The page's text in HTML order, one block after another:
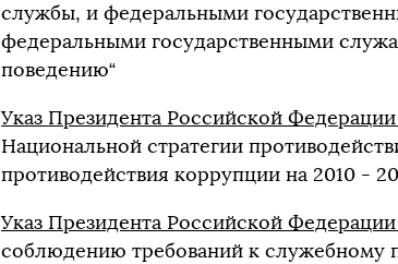
службы, и федеральными
федеральными государственными
поведению“
Указ Президента Российской
Национальной стратегии
противодействия коррупции на 2010 -
Указ Президента Российской
соблюдению требований к служебному